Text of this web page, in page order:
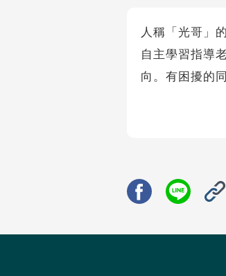
人稱「光哥」
自主學習指導
向。有困擾的